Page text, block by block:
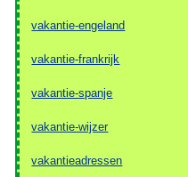
vakantie-engeland
vakantie-frankrijk
vakantie-spanje
vakantie-wijzer
vakantieadressen